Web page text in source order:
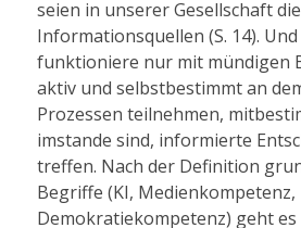
seien in unserer Gesellschaft
Informationsquellen (S. 14).
funktioniere nur mit mündigen
aktiv und selbstbestimmt an
Prozessen teilnehmen,
imstande sind, informierte
treffen. Nach der Definition
Begriffe (KI, Medienkompetenz,
Demokratiekompetenz) geht es